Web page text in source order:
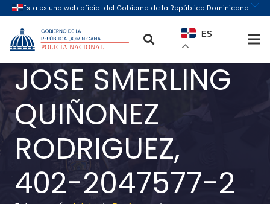
ES
JOSE SMERLING
QUIÑONEZ
RODRIGUEZ,
402-2047577-2